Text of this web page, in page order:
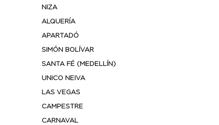
NIZA
ALQUERÍA
APARTADÓ
SIMÓN BOLÍVAR
SANTA FÉ (MEDELLÍN)
UNICO NEIVA
LAS VEGAS
CAMPESTRE
CARNAVAL